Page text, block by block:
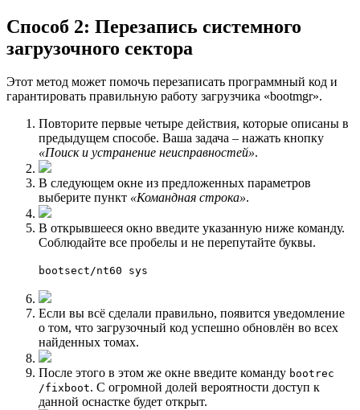
Способ 2: Перезапись системного
загрузочного сектора
Этот метод может помочь перезаписать программный код и
гарантировать правильную работу загрузчика «bootmgr».
Повторите первые четыре действия, которые описаны в
предыдущем способе. Ваша задача – нажать кнопку
«Поиск и устранение неисправностей».
В следующем окне из предложенных параметров
выберите пункт «Командная строка».
В открывшееся окно введите указанную ниже команду.
Соблюдайте все пробелы и не перепутайте буквы.
bootsect/nt60 sys
Если вы всё сделали правильно, появится уведомление
о том, что загрузочный код успешно обновлён во всех
найденных томах.
После этого в этом же окне введите команду bootrec
/fixboot. С огромной долей вероятности доступ к
данной оснастке будет открыт.